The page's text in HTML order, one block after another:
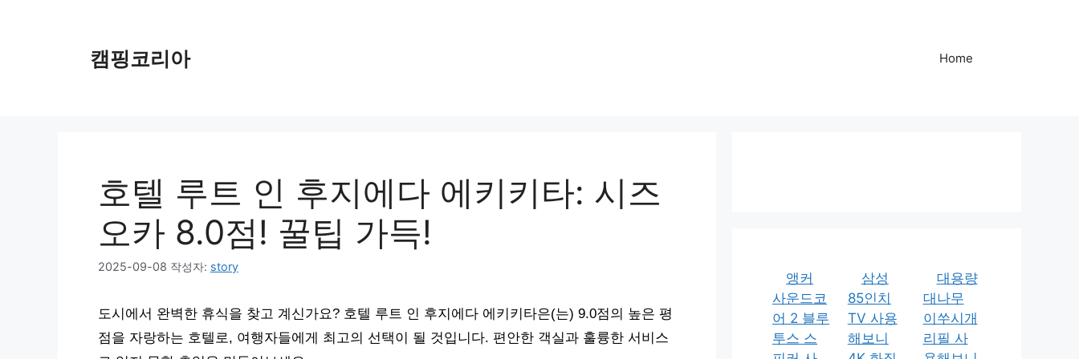
캠핑코리아 Home
호텔 루트 인 후지에다 에키키타: 시즈
오카 8.0점! 꿀팁 가득!
2025-09-08 작성자: story
도시에서 완벽한 휴식을 찾고 계신가요? 호텔 루트 인 후지에다 에키키타은(는) 9.0점의 높은 평
점을 자랑하는 호텔로, 여행자들에게 최고의 선택이 될 것입니다. 편안한 객실과 훌륭한 서비스
앵커
사운드코
어 2 블루
투스 스
삼성
85인치
TV 사용
해보니
대용량
대나무
이쑤시개
리필 사